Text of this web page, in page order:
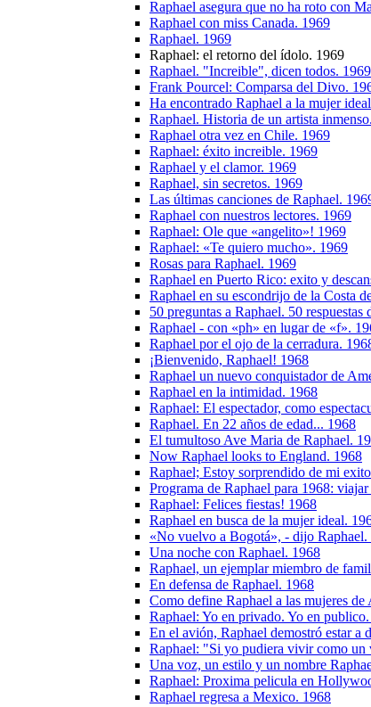
Raphael asegura que no ha roto con
Raphael con miss Canada. 1969
Raphael. 1969
Raphael: el retorno del ídolo. 1969
Raphael. "Increible", dicen todos. 1969
Frank Pourcel: Comparsa del Divo.
Ha encontrado Raphael a la mujer
Raphael. Historia de un artista
Raphael otra vez en Chile. 1969
Raphael: éxito increible. 1969
Raphael y el clamor. 1969
Raphael, sin secretos. 1969
Las últimas canciones de Raphael.
Raphael con nuestros lectores. 1969
Raphael: Ole que «angelito»! 1969
Raphael: «Te quiero mucho». 1969
Rosas para Raphael. 1969
Raphael en Puerto Rico: exito y
Raphael en su escondrijo de la Costa
50 preguntas a Raphael. 50 respuestas
Raphael - con «ph» en lugar de «f».
Raphael por el ojo de la cerradura.
¡Bienvenido, Raphael! 1968
Raphael un nuevo conquistador de
Raphael en la intimidad. 1968
Raphael: El espectador, como
Raphael. En 22 años de edad... 1968
El tumultoso Ave Maria de Raphael.
Now Raphael looks to England. 1968
Raphael; Estoy sorprendido de mi
Programa de Raphael para 1968:
Raphael: Felices fiestas! 1968
Raphael en busca de la mujer ideal.
«No vuelvo a Bogotá», - dijo Raphael.
Una noche con Raphael. 1968
Raphael, un ejemplar miembro de
En defensa de Raphael. 1968
Como define Raphael a las mujeres de
Raphael: Yo en privado. Yo en
En el avión, Raphael demostró estar a
Raphael: "Si yo pudiera vivir como un
Una voz, un estilo y un nombre
Raphael: Proxima pelicula en
Raphael regresa a Mexico. 1968